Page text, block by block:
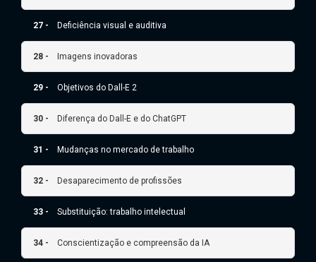
27 - Deficiência visual e auditiva
28 - Imagens inovadoras
29 - Objetivos do Dall-E 2
30 - Diferença do Dall-E e do ChatGPT
31 - Mudanças no mercado de trabalho
32 - Desaparecimento de profissões
33 - Substituição: trabalho intelectual
34 - Conscientização e compreensão da IA